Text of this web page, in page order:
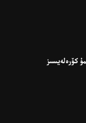
كۆرەلەيسىز